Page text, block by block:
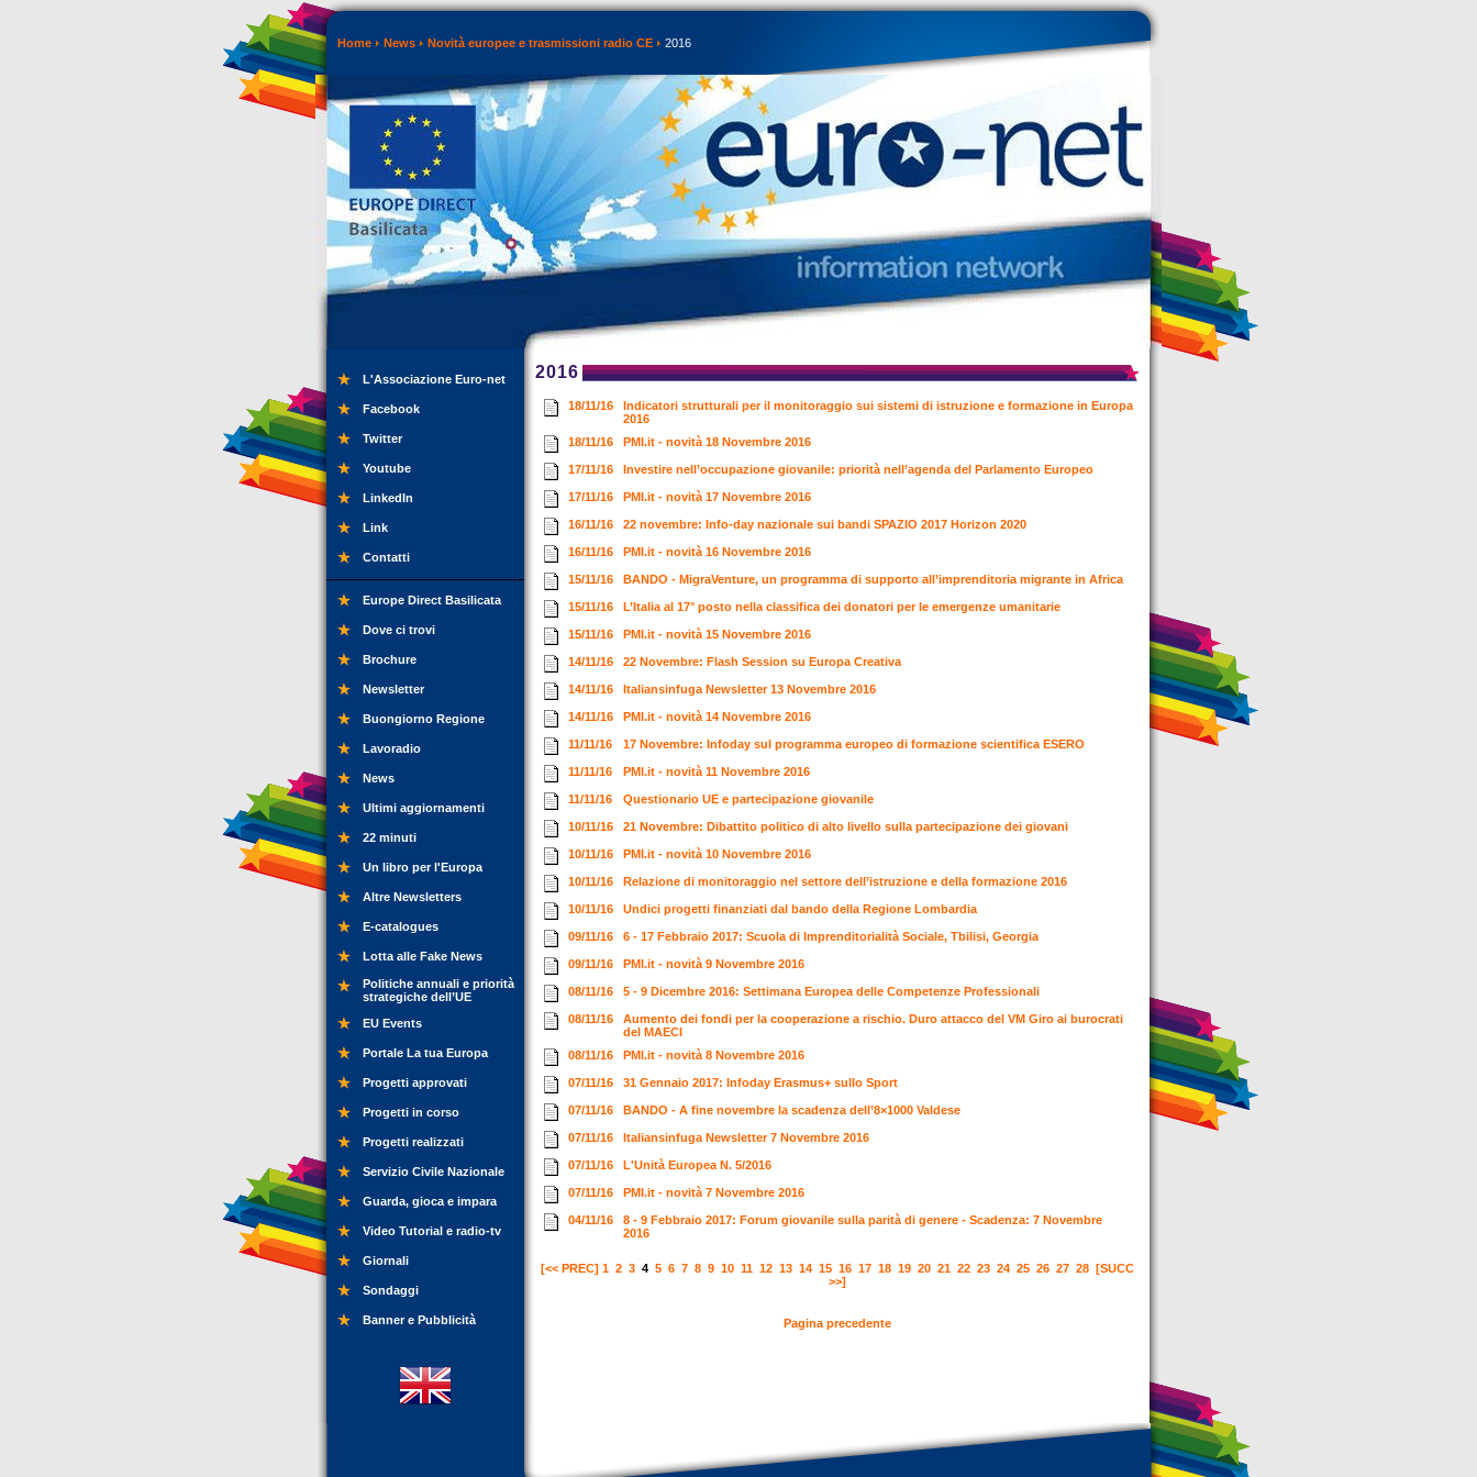
Home News Novità europee e trasmissioni radio CE 2016
L'Associazione Euro-net
Facebook
Twitter
Youtube
LinkedIn
Link
Contatti
Europe Direct Basilicata
Dove ci trovi
Brochure
Newsletter
Buongiorno Regione
Lavoradio
News
Ultimi aggiornamenti
22 minuti
Un libro per l'Europa
Altre Newsletters
E-catalogues
Lotta alle Fake News
Politiche annuali e priorità
strategiche dell’UE
EU Events
Portale La tua Europa
Progetti approvati
Progetti in corso
Progetti realizzati
Servizio Civile Nazionale
Guarda, gioca e impara
Video Tutorial e radio-tv
Giornali
Sondaggi
Banner e Pubblicità
2016
18/11/16
Indicatori strutturali per il monitoraggio sui sistemi di istruzione e formazione in Europa
2016
18/11/16
PMI.it - novità 18 Novembre 2016
17/11/16 Investire nell’occupazione giovanile: priorità nell’agenda del Parlamento Europeo
17/11/16 PMI.it - novità 17 Novembre 2016
16/11/16 22 novembre: Info-day nazionale sui bandi SPAZIO 2017 Horizon 2020
16/11/16 PMI.it - novità 16 Novembre 2016
15/11/16 BANDO - MigraVenture, un programma di supporto all’imprenditoria migrante in Africa
15/11/16 L’Italia al 17° posto nella classifica dei donatori per le emergenze umanitarie
15/11/16 PMI.it - novità 15 Novembre 2016
14/11/16 22 Novembre: Flash Session su Europa Creativa
14/11/16 Italiansinfuga Newsletter 13 Novembre 2016
14/11/16 PMI.it - novità 14 Novembre 2016
11/11/16 17 Novembre: Infoday sul programma europeo di formazione scientifica ESERO
11/11/16 PMI.it - novità 11 Novembre 2016
11/11/16 Questionario UE e partecipazione giovanile
10/11/16 21 Novembre: Dibattito politico di alto livello sulla partecipazione dei giovani
10/11/16 PMI.it - novità 10 Novembre 2016
10/11/16 Relazione di monitoraggio nel settore dell’istruzione e della formazione 2016
10/11/16 Undici progetti finanziati dal bando della Regione Lombardia
09/11/16 6 - 17 Febbraio 2017: Scuola di Imprenditorialità Sociale, Tbilisi, Georgia
09/11/16 PMI.it - novità 9 Novembre 2016
08/11/16 5 - 9 Dicembre 2016: Settimana Europea delle Competenze Professionali
08/11/16
Aumento dei fondi per la cooperazione a rischio. Duro attacco del VM Giro ai burocrati
del MAECI
08/11/16
PMI.it - novità 8 Novembre 2016
07/11/16 31 Gennaio 2017: Infoday Erasmus+ sullo Sport
07/11/16 BANDO - A fine novembre la scadenza dell’8×1000 Valdese
07/11/16 Italiansinfuga Newsletter 7 Novembre 2016
07/11/16 L'Unità Europea N. 5/2016
07/11/16 PMI.it - novità 7 Novembre 2016
04/11/16
8 - 9 Febbraio 2017: Forum giovanile sulla parità di genere - Scadenza: 7 Novembre
2016
[<< PREC] 1 2 3 4 5 6 7 8 9 10 11 12 13 14 15 16 17 18 19 20 21 22 23 24 25 26 27 28 [SUCC
>>]
Pagina precedente